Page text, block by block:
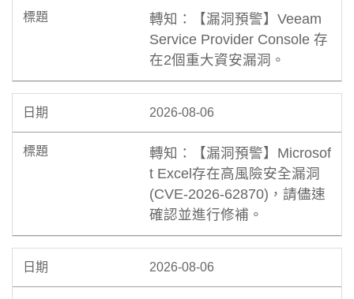
轉知：【漏洞預警】Veeam
Service Provider Console 存
在2個重大資安漏洞。
2026-08-06
轉知：【漏洞預警】Microsof
t Excel存在高風險安全漏洞
(CVE-2026-62870)，請儘速
確認並進行修補。
2026-08-06